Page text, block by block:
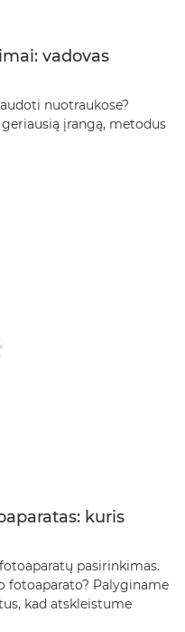
vadovas
nuotraukose?
įrangą, metodus
kuris
pasirinkimas.
fotoaparato? Palyginame
kad atskleistume